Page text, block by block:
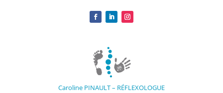
Caroline PINAULT – RÉFLEXOLOGUE